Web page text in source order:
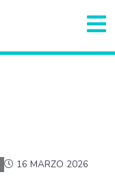
16 MARZO 2026